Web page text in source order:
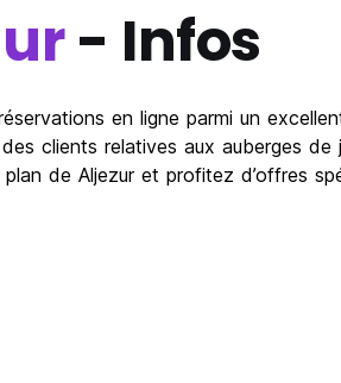
- Infos
en ligne parmi un
clients relatives aux auberges de
plan de Aljezur et profitez d’offres